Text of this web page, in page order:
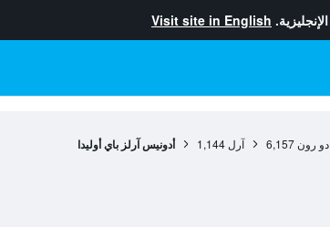
Visit site in English
رون 6,157 آرل 1,144 أدونيس آرلز باي أوليدا